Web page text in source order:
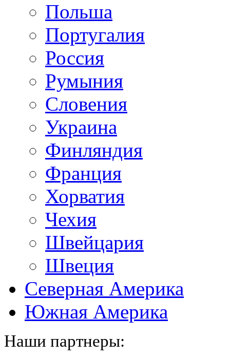
Польша
Португалия
Россия
Румыния
Словения
Украина
Финляндия
Франция
Хорватия
Чехия
Швейцария
Швеция
Северная Америка
Южная Америка
Наши партнеры: